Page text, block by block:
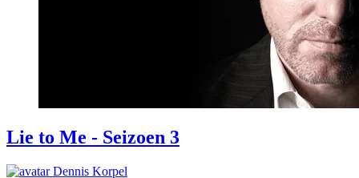
Lie to Me - Seizoen 3